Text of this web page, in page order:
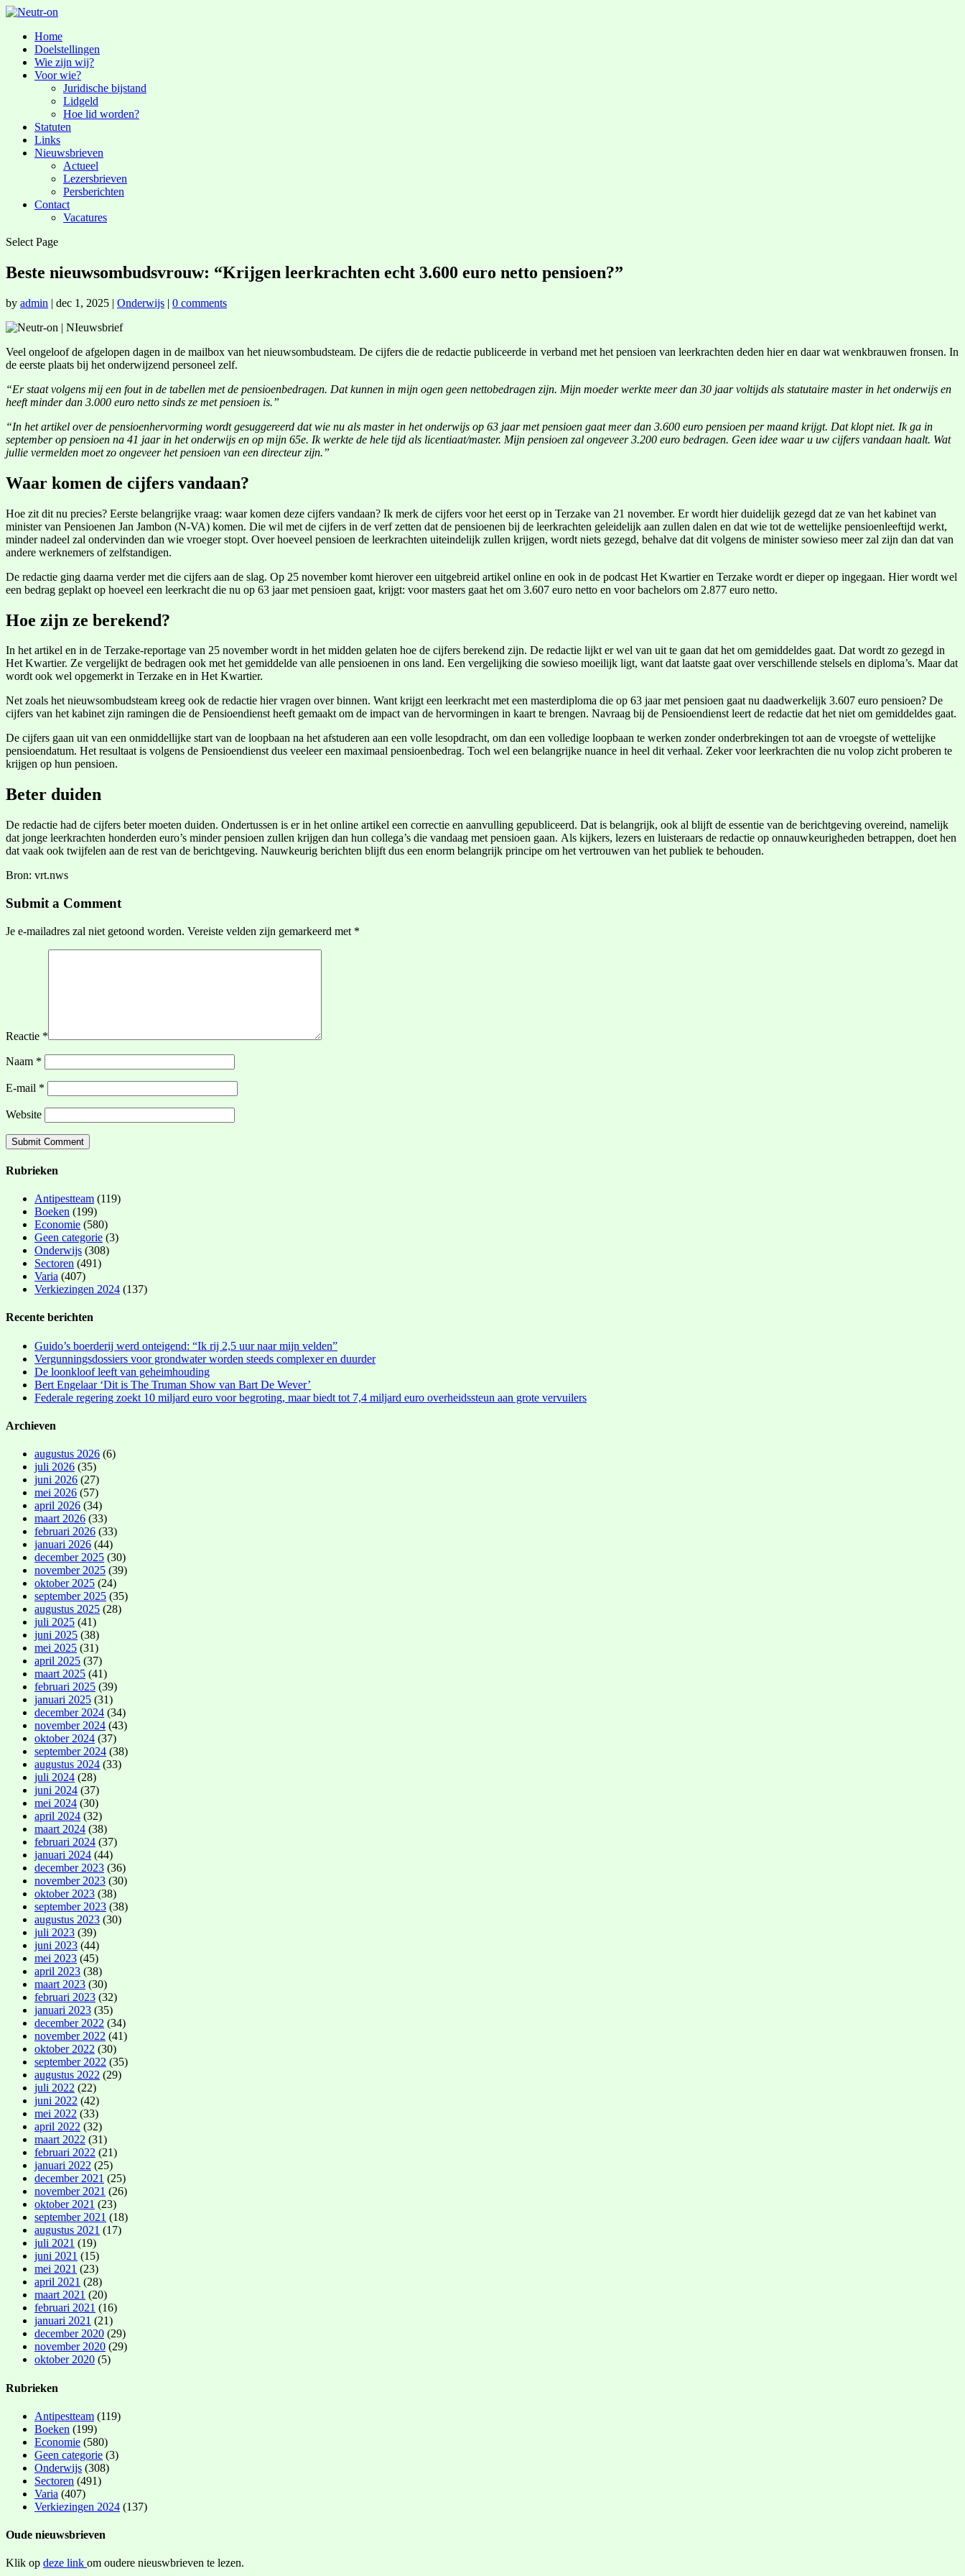
Home
Doelstellingen
Wie zijn wij?
Voor wie?
Juridische bijstand
Lidgeld
Hoe lid worden?
Statuten
Links
Nieuwsbrieven
Actueel
Lezersbrieven
Persberichten
Contact
Vacatures
Select Page
Beste nieuwsombudsvrouw: “Krijgen leerkrachten echt 3.600 euro netto pensioen?”
by admin | dec 1, 2025 | Onderwijs | 0 comments
Veel ongeloof de afgelopen dagen in de mailbox van het nieuwsombudsteam. De cijfers die de redactie publiceerde in verband met het pensioen van leerkrachten deden hier en daar wat wenkbrauwen fronsen. In
de eerste plaats bij het onderwijzend personeel zelf.
“Er staat volgens mij een fout in de tabellen met de pensioenbedragen. Dat kunnen in mijn ogen geen nettobedragen zijn. Mijn moeder werkte meer dan 30 jaar voltijds als statutaire master in het onderwijs en
heeft minder dan 3.000 euro netto sinds ze met pensioen is.”
“In het artikel over de pensioenhervorming wordt gesuggereerd dat wie nu als master in het onderwijs op 63 jaar met pensioen gaat meer dan 3.600 euro pensioen per maand krijgt. Dat klopt niet. Ik ga in
september op pensioen na 41 jaar in het onderwijs en op mijn 65e. Ik werkte de hele tijd als licentiaat/master. Mijn pensioen zal ongeveer 3.200 euro bedragen. Geen idee waar u uw cijfers vandaan haalt. Wat
jullie vermelden moet zo ongeveer het pensioen van een directeur zijn.”
Waar komen de cijfers vandaan?
Hoe zit dit nu precies? Eerste belangrijke vraag: waar komen deze cijfers vandaan? Ik merk de cijfers voor het eerst op in Terzake van 21 november. Er wordt hier duidelijk gezegd dat ze van het kabinet van
minister van Pensioenen Jan Jambon (N-VA) komen. Die wil met de cijfers in de verf zetten dat de pensioenen bij de leerkrachten geleidelijk aan zullen dalen en dat wie tot de wettelijke pensioenleeftijd werkt,
minder nadeel zal ondervinden dan wie vroeger stopt. Over hoeveel pensioen de leerkrachten uiteindelijk zullen krijgen, wordt niets gezegd, behalve dat dit volgens de minister sowieso meer zal zijn dan dat van
andere werknemers of zelfstandigen.
De redactie ging daarna verder met die cijfers aan de slag. Op 25 november komt hierover een uitgebreid artikel online en ook in de podcast Het Kwartier en Terzake wordt er dieper op ingegaan. Hier wordt wel
een bedrag geplakt op hoeveel een leerkracht die nu op 63 jaar met pensioen gaat, krijgt: voor masters gaat het om 3.607 euro netto en voor bachelors om 2.877 euro netto.
Hoe zijn ze berekend?
In het artikel en in de Terzake-reportage van 25 november wordt in het midden gelaten hoe de cijfers berekend zijn. De redactie lijkt er wel van uit te gaan dat het om gemiddeldes gaat. Dat wordt zo gezegd in
Het Kwartier. Ze vergelijkt de bedragen ook met het gemiddelde van alle pensioenen in ons land. Een vergelijking die sowieso moeilijk ligt, want dat laatste gaat over verschillende stelsels en diploma’s. Maar dat
wordt ook wel opgemerkt in Terzake en in Het Kwartier.
Net zoals het nieuwsombudsteam kreeg ook de redactie hier vragen over binnen. Want krijgt een leerkracht met een masterdiploma die op 63 jaar met pensioen gaat nu daadwerkelijk 3.607 euro pensioen? De
cijfers van het kabinet zijn ramingen die de Pensioendienst heeft gemaakt om de impact van de hervormingen in kaart te brengen. Navraag bij de Pensioendienst leert de redactie dat het niet om gemiddeldes gaat.
De cijfers gaan uit van een onmiddellijke start van de loopbaan na het afstuderen aan een volle lesopdracht, om dan een volledige loopbaan te werken zonder onderbrekingen tot aan de vroegste of wettelijke
pensioendatum. Het resultaat is volgens de Pensioendienst dus veeleer een maximaal pensioenbedrag. Toch wel een belangrijke nuance in heel dit verhaal. Zeker voor leerkrachten die nu volop zicht proberen te
krijgen op hun pensioen.
Beter duiden
De redactie had de cijfers beter moeten duiden. Ondertussen is er in het online artikel een correctie en aanvulling gepubliceerd. Dat is belangrijk, ook al blijft de essentie van de berichtgeving overeind, namelijk
dat jonge leerkrachten honderden euro’s minder pensioen zullen krijgen dan hun collega’s die vandaag met pensioen gaan. Als kijkers, lezers en luisteraars de redactie op onnauwkeurigheden betrappen, doet hen
dat vaak ook twijfelen aan de rest van de berichtgeving. Nauwkeurig berichten blijft dus een enorm belangrijk principe om het vertrouwen van het publiek te behouden.
Bron: vrt.nws
Submit a Comment
Je e-mailadres zal niet getoond worden. Vereiste velden zijn gemarkeerd met *
Reactie *
Naam *
E-mail *
Website
Rubrieken
Antipestteam (119)
Boeken (199)
Economie (580)
Geen categorie (3)
Onderwijs (308)
Sectoren (491)
Varia (407)
Verkiezingen 2024 (137)
Recente berichten
Guido’s boerderij werd onteigend: “Ik rij 2,5 uur naar mijn velden”
Vergunningsdossiers voor grondwater worden steeds complexer en duurder
De loonkloof leeft van geheimhouding
Bert Engelaar ‘Dit is The Truman Show van Bart De Wever’
Federale regering zoekt 10 miljard euro voor begroting, maar biedt tot 7,4 miljard euro overheidssteun aan grote vervuilers
Archieven
augustus 2026 (6)
juli 2026 (35)
juni 2026 (27)
mei 2026 (57)
april 2026 (34)
maart 2026 (33)
februari 2026 (33)
januari 2026 (44)
december 2025 (30)
november 2025 (39)
oktober 2025 (24)
september 2025 (35)
augustus 2025 (28)
juli 2025 (41)
juni 2025 (38)
mei 2025 (31)
april 2025 (37)
maart 2025 (41)
februari 2025 (39)
januari 2025 (31)
december 2024 (34)
november 2024 (43)
oktober 2024 (37)
september 2024 (38)
augustus 2024 (33)
juli 2024 (28)
juni 2024 (37)
mei 2024 (30)
april 2024 (32)
maart 2024 (38)
februari 2024 (37)
januari 2024 (44)
december 2023 (36)
november 2023 (30)
oktober 2023 (38)
september 2023 (38)
augustus 2023 (30)
juli 2023 (39)
juni 2023 (44)
mei 2023 (45)
april 2023 (38)
maart 2023 (30)
februari 2023 (32)
januari 2023 (35)
december 2022 (34)
november 2022 (41)
oktober 2022 (30)
september 2022 (35)
augustus 2022 (29)
juli 2022 (22)
juni 2022 (42)
mei 2022 (33)
april 2022 (32)
maart 2022 (31)
februari 2022 (21)
januari 2022 (25)
december 2021 (25)
november 2021 (26)
oktober 2021 (23)
september 2021 (18)
augustus 2021 (17)
juli 2021 (19)
juni 2021 (15)
mei 2021 (23)
april 2021 (28)
maart 2021 (20)
februari 2021 (16)
januari 2021 (21)
december 2020 (29)
november 2020 (29)
oktober 2020 (5)
Rubrieken
Antipestteam (119)
Boeken (199)
Economie (580)
Geen categorie (3)
Onderwijs (308)
Sectoren (491)
Varia (407)
Verkiezingen 2024 (137)
Oude nieuwsbrieven
Klik op deze link om oudere nieuswbrieven te lezen.